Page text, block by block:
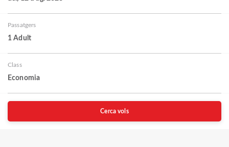
Passatgers
1 Adult
Class
Economia
Cerca vols